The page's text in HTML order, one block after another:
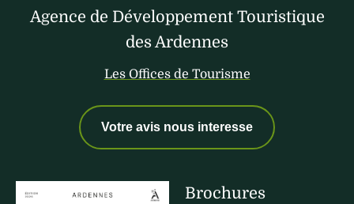
Agence de Développement Touristique
des Ardennes
Les Offices de Tourisme
Votre avis nous interesse
Brochures